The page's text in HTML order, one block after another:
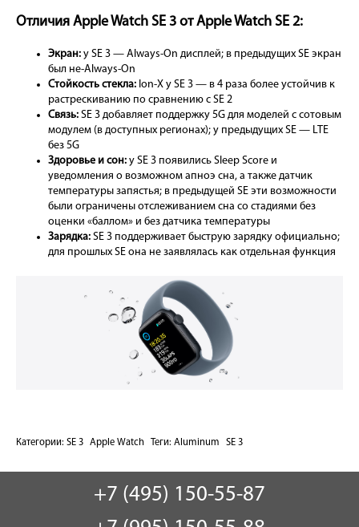
Отличия Apple Watch SE 3 от Apple Watch SE 2:
Экран: у SE 3 — Always-On дисплей; в предыдущих SE экран
был не-Always-On
Стойкость стекла: Ion-X у SE 3 — в 4 раза более устойчив к
растрескиванию по сравнению с SE 2
Связь: SE 3 добавляет поддержку 5G для моделей с сотовым
модулем (в доступных регионах); у предыдущих SE — LTE
без 5G
Здоровье и сон: у SE 3 появились Sleep Score и
уведомления о возможном апноэ сна, а также датчик
температуры запястья; в предыдущей SE эти возможности
были ограничены отслеживанием сна со стадиями без
оценки «баллом» и без датчика температуры
Зарядка: SE 3 поддерживает быструю зарядку официально;
для прошлых SE она не заявлялась как отдельная функция
Категории: SE 3 Apple Watch Теги: Aluminum SE 3
+7 (495) 150-55-87